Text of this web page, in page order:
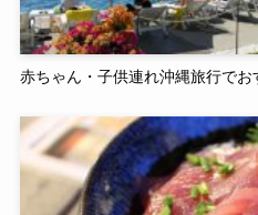
赤ちゃん・子供連れ沖縄旅行でお